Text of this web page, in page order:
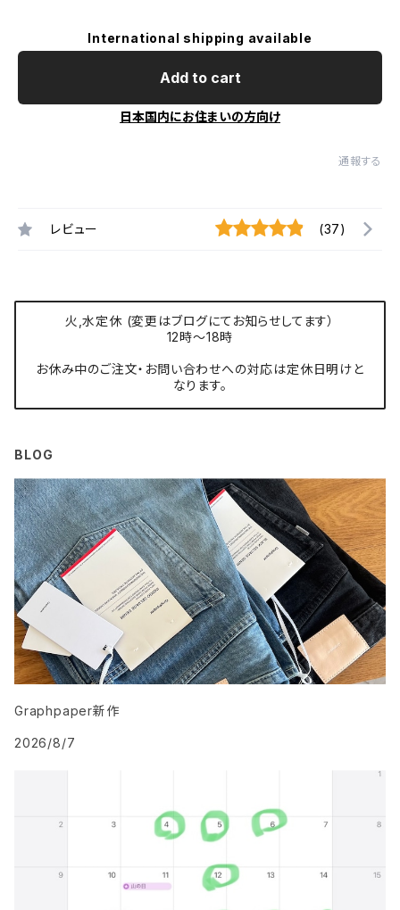
International shipping available
Add to cart
日本国内にお住まいの方向け
通報する
レビュー (37)
火,水定休 (変更はブログにてお知らせしてます）
12時〜18時
お休み中のご注文・お問い合わせへの対応は定休日明けと
なります。
BLOG
Graphpaper新作
2026/8/7